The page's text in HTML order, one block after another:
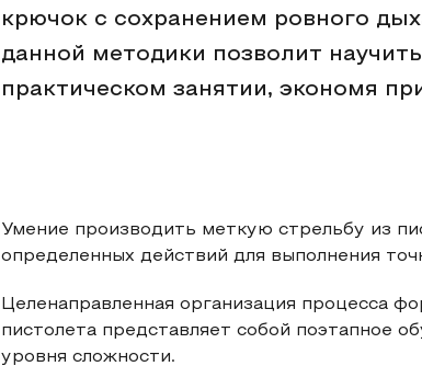
крючок с сохранением ровного
данной методики позволит
практическом занятии, экономя
Умение производить меткую стрельбу из
определенных действий для выполнения
Целенаправленная организация процесса
пистолета представляет собой поэтапное
уровня сложности.